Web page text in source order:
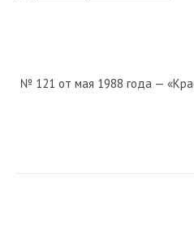
№ 121 от мая 1988 года —